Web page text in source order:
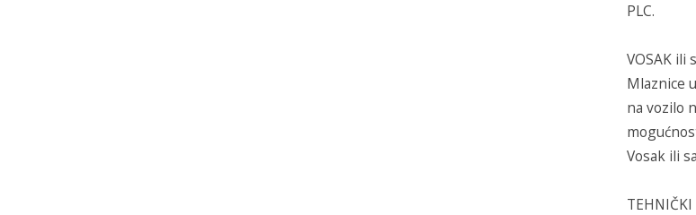
PLC.
VOSAK ili
Mlaznice
na vozilo
Vosak ili